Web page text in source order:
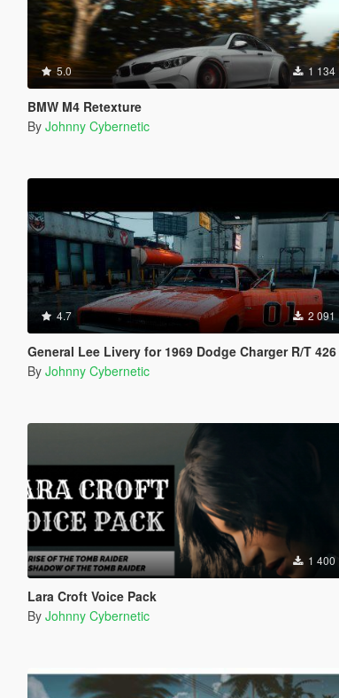
5.0 1 134
BMW M4 Retexture
By Johnny Cybernetic
4.7 2 091
General Lee Livery for 1969 Dodge Charger R/T 426 Hemi
By Johnny Cybernetic
1 400
Lara Croft Voice Pack
By Johnny Cybernetic